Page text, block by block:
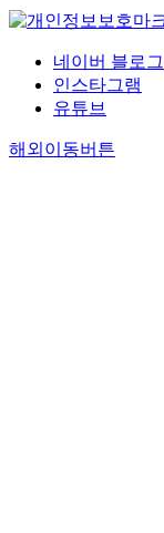
네이버 블로그
인스타그램
유튜브
해외이동버튼